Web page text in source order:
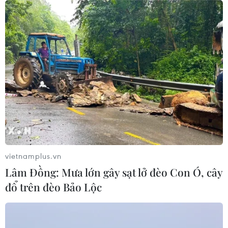
09/08/2026 06:20
Mưa lớn gây ngập cục bộ, chia cắt
một số khu vực miền núi Quảng Trị
09/08/2026 04:35
Bão Dolphin gây ảnh hưởng diện
rộng tại miền Đông Trung Quốc
09/08/2026 04:23
Nhật Bản: Sạt lở đất khiến gần 400
vietnamplus.vn
Lâm Đồng: Mưa lớn gây sạt lở đèo Con Ó, cây
đổ trên đèo Bảo Lộc